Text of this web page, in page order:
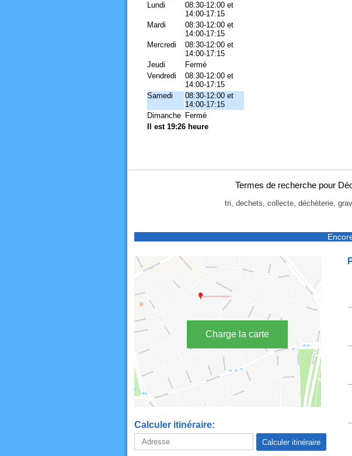
Lundi
08:30-12:00 et
14:00-17:15
Mardi
08:30-12:00 et
14:00-17:15
Mercredi
08:30-12:00 et
14:00-17:15
Jeudi
Fermé
Vendredi
08:30-12:00 et
14:00-17:15
Samedi
08:30-12:00 et
14:00-17:15
Dimanche
Fermé
Il est 19:26 heure
Termes de recherche pour
tri, dechets, collecte, déchèterie,
Charge la carte
Calculer itinéraire: